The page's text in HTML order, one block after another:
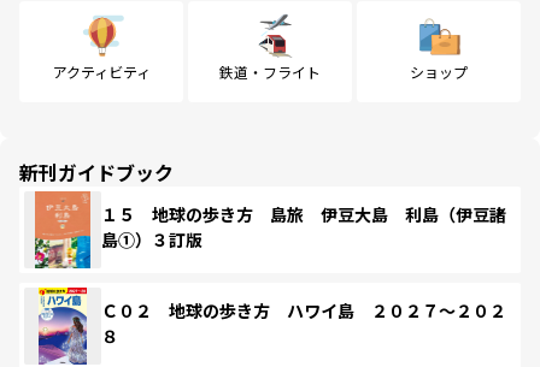
アクティビティ 鉄道・フライト ショップ
新刊ガイドブック
１５ 地球の歩き方 島旅 伊豆大島 利島（伊豆諸
島①）３訂版
Ｃ０２ 地球の歩き方 ハワイ島 ２０２７～２０２
８